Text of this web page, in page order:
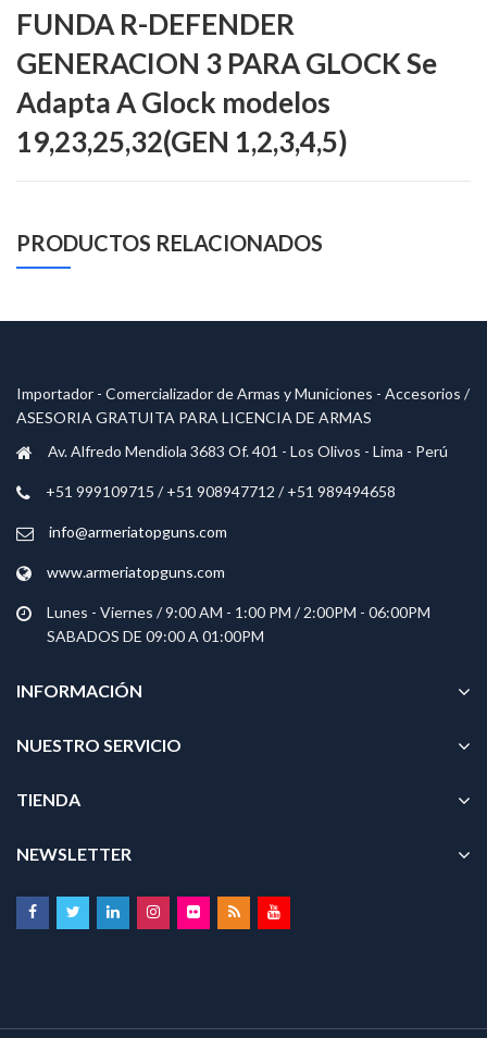
FUNDA R-DEFENDER
GENERACION 3 PARA GLOCK Se
Adapta A Glock modelos
19,23,25,32(GEN 1,2,3,4,5)
PRODUCTOS RELACIONADOS
Importador - Comercializador de Armas y Municiones - Accesorios /
ASESORIA GRATUITA PARA LICENCIA DE ARMAS
Av. Alfredo Mendiola 3683 Of. 401 - Los Olivos - Lima - Perú
+51 999109715 / +51 908947712 / +51 989494658
info@armeriatopguns.com
www.armeriatopguns.com
Lunes - Viernes / 9:00 AM - 1:00 PM / 2:00PM - 06:00PM
SABADOS DE 09:00 A 01:00PM
INFORMACIÓN
NUESTRO SERVICIO
TIENDA
NEWSLETTER